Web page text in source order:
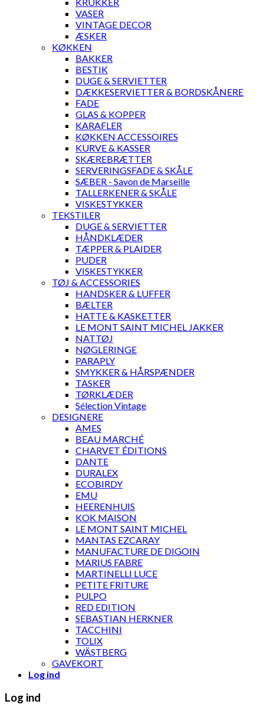
VASER
VINTAGE DECOR
ÆSKER
KØKKEN
BAKKER
BESTIK
DUGE & SERVIETTER
DÆKKESERVIETTER & BORDSKÅNERE
FADE
GLAS & KOPPER
KARAFLER
KØKKEN ACCESSOIRES
KURVE & KASSER
SKÆREBRÆTTER
SERVERINGSFADE & SKÅLE
SÆBER - Savon de Marseille
TALLERKENER & SKÅLE
VISKESTYKKER
TEKSTILER
DUGE & SERVIETTER
HÅNDKLÆDER
TÆPPER & PLAIDER
PUDER
VISKESTYKKER
TØJ & ACCESSORIES
HANDSKER & LUFFER
BÆLTER
HATTE & KASKETTER
LE MONT SAINT MICHEL JAKKER
NATTØJ
NØGLERINGE
PARAPLY
SMYKKER & HÅRSPÆNDER
TASKER
TØRKLÆDER
Sélection Vintage
DESIGNERE
AMES
BEAU MARCHÉ
CHARVET ÉDITIONS
DANTE
DURALEX
ECOBIRDY
EMU
HEERENHUIS
KOK MAISON
LE MONT SAINT MICHEL
MANTAS EZCARAY
MANUFACTURE DE DIGOIN
MARIUS FABRE
MARTINELLI LUCE
PETITE FRITURE
PULPO
RED EDITION
SEBASTIAN HERKNER
TACCHINI
TOLIX
WÄSTBERG
GAVEKORT
Log ind
Log ind